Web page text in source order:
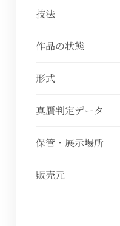
技法
作品の状態
形式
真贋判定データ
保管・展示場所
販売元